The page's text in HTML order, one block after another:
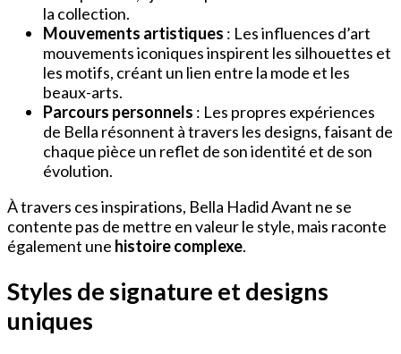
la collection.
Mouvements artistiques : Les influences d’art
mouvements iconiques inspirent les silhouettes et
les motifs, créant un lien entre la mode et les
beaux-arts.
Parcours personnels : Les propres expériences
de Bella résonnent à travers les designs, faisant de
chaque pièce un reflet de son identité et de son
évolution.
À travers ces inspirations, Bella Hadid Avant ne se
contente pas de mettre en valeur le style, mais raconte
également une histoire complexe.
Styles de signature et designs
uniques